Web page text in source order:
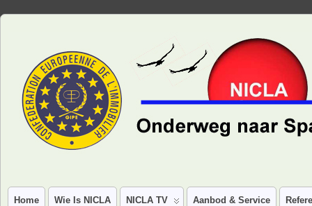
Home Wie Is NICLA NICLA TV Aanbod & Service